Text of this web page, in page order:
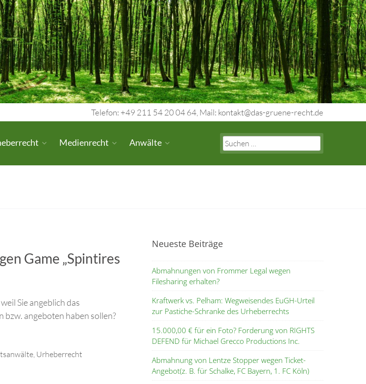
Telefon: +49 211 54 20 04 64, Mail: kontakt@das-gruene-recht.de
Search
for:
Medienrecht Anwälte
Game „Spintires
Sie angeblich das
angeboten haben sollen?
Urheberrecht
Neueste Beiträge
Abmahnungen von Frommer Legal wegen
Filesharing erhalten?
Kraftwerk vs. Pelham: Wegweisendes EuGH-Urteil
zur Pastiche-Schranke des Urheberrechts
15.000,00 € für ein Foto? Forderung von RIGHTS
DEFEND für Michael Grecco Productions Inc.
Abmahnung von Lentze Stopper wegen Ticket-
Angebot(z. B. für Schalke, FC Bayern, 1. FC Köln)